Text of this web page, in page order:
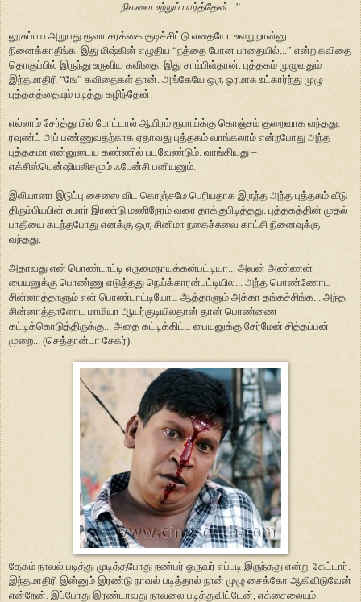
நிலவை உற்றுப் பார்த்தேன்...”
லூசுப்பய அறுபது ரூவா சரக்கை குடிச்சிட்டு எதையோ உளறுறான்னு
நினைக்காதீங்க. இது மிஷ்கின் எழுதிய “நத்தை போன பாதையில்...” என்ற கவிதை
தொகுப்பில் இருந்து உருவிய கவிதை. இது சாம்பிள்தான். புத்தகம் முழுவதும்
இந்தமாதிரி “ஙே” கவிதைகள் தான். அங்கேயே ஒரு ஓரமாக உட்கார்ந்து முழு
புத்தகத்தையும் படித்து கழிந்தேன்.
எல்லாம் சேர்த்து பில் போட்டால் ஆயிரம் ரூபாய்க்கு கொஞ்சம் குறைவாக வந்தது.
ரவுண்ட் அப் பண்ணுவதற்காக ஏதாவது புத்தகம் வாங்கலாம் என்றபோது அந்த
புத்தகமா என்னுடைய கண்ணில் படவேண்டும். வாங்கியது –
எக்சிஸ்டென்ஷியலிசமும் ஃபேன்சி பனியனும்.
இலியானா இடுப்பு சைஸை விட கொஞ்சமே பெரியதாக இருந்த அந்த புத்தகம் வீடு
திரும்பியபின் சுமார் இரண்டு மணிநேரம் வரை தாக்குபிடித்தது. புத்தகத்தின் முதல்
பாதியை கடந்தபோது எனக்கு ஒரு சினிமா நகைச்சுவை காட்சி நினைவுக்கு
வந்தது.
அதாவது என் பொண்டாட்டி எருமைநாயக்கன்பட்டியா... அவன் அண்ணன்
பையனுக்கு பொண்ணு எடுத்தது நெய்க்காரன்பட்டியில... அந்த பொண்ணோட
சின்னாத்தாளும் என் பொண்டாட்டியோட ஆத்தாளும் அக்கா தங்கச்சிங்க... அந்த
சின்னாத்தாளோட மாமியா ஆயர்குடியிலதான் தான் பொண்ணை
கட்டிக்கொடுத்திருக்கு... அதை கட்டிக்கிட்ட பையனுக்கு சேர்மேன் சித்தப்பன்
முறை... (செத்தான்டா சேகர்).
தேகம் நாவல் படித்து முடித்தபோது நண்பர் ஒருவர் எப்படி இருந்தது என்று கேட்டார்.
இந்தமாதிரி இன்னும் இரண்டு நாவல் படித்தால் நான் முழு சைக்கோ ஆகிவிடுவேன்
என்றேன். இப்போது இரண்டாவது நாவலை படித்துவிட்டேன், எக்சைலையும்